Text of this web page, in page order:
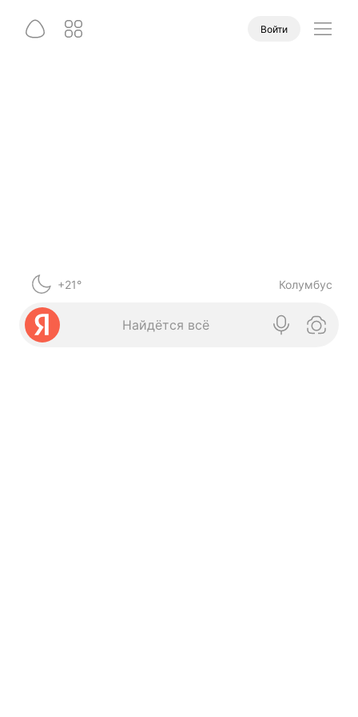
Войти
+21° Колумбус
Найдётся всё